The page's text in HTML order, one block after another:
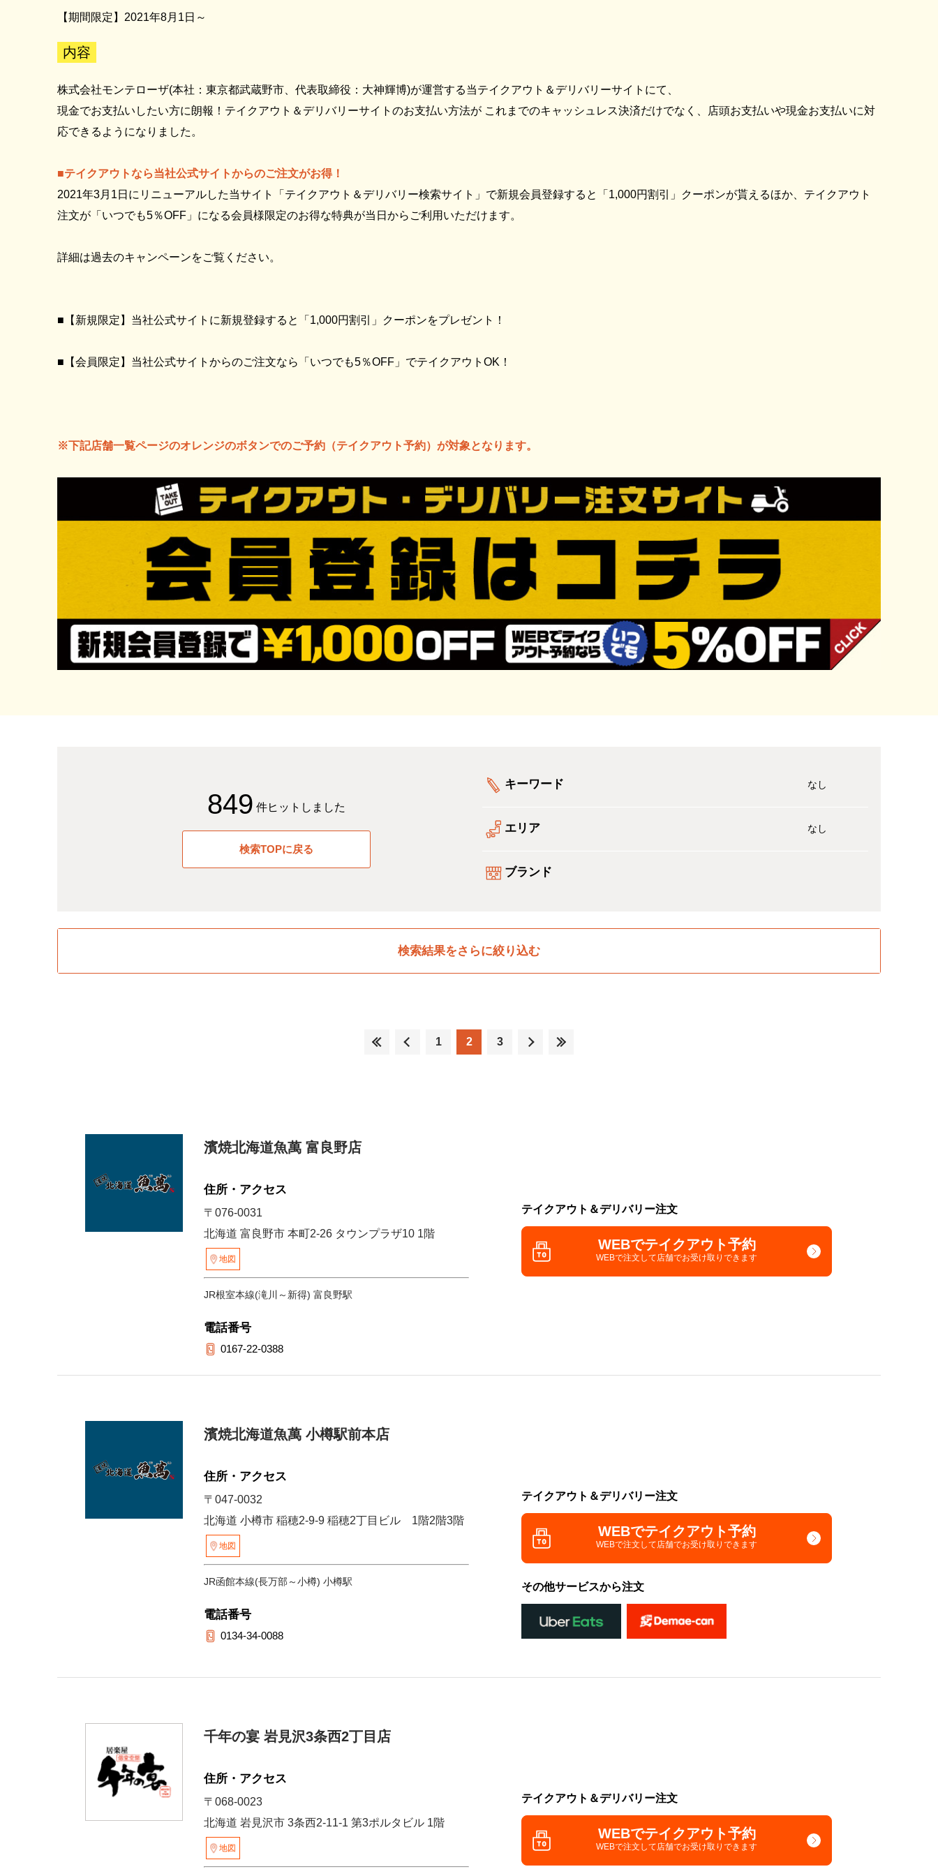
【期間限定】2021年8月1日～
内容
株式会社モンテローザ(本社：東京都武蔵野市、代表取締役：大神輝博)が運営する当テイクアウト＆デリバリーサイトにて、
現金でお支払いしたい方に朗報！テイクアウト＆デリバリーサイトのお支払い方法が これまでのキャッシュレス決済だけでなく、店頭お支払いや現金お支払いに対
応できるようになりました。
■テイクアウトなら当社公式サイトからのご注文がお得！
2021年3月1日にリニューアルした当サイト「テイクアウト＆デリバリー検索サイト」で新規会員登録すると「1,000円割引」クーポンが貰えるほか、テイクアウト
注文が「いつでも5％OFF」になる会員様限定のお得な特典が当日からご利用いただけます。
詳細は過去のキャンペーンをご覧ください。
■【新規限定】当社公式サイトに新規登録すると「1,000円割引」クーポンをプレゼント！
■【会員限定】当社公式サイトからのご注文なら「いつでも5％OFF」でテイクアウトOK！
※下記店舗一覧ページのオレンジのボタンでのご予約（テイクアウト予約）が対象となります。
849 件ヒットしました
検索TOPに戻る
キーワード なし
エリア なし
ブランド
検索結果をさらに絞り込む
1 2 3
濱焼北海道魚萬 富良野店
住所・アクセス
〒076-0031
北海道 富良野市 本町2-26 タウンプラザ10 1階
地図
JR根室本線(滝川～新得) 富良野駅
電話番号
0167-22-0388
テイクアウト＆デリバリー注文
WEBでテイクアウト予約
WEBで注文して 店舗でお受け取りできます
濱焼北海道魚萬 小樽駅前本店
住所・アクセス
〒047-0032
北海道 小樽市 稲穂2-9-9 稲穂2丁目ビル 1階2階3階
地図
JR函館本線(長万部～小樽) 小樽駅
電話番号
0134-34-0088
テイクアウト＆デリバリー注文
WEBでテイクアウト予約
WEBで注文して 店舗でお受け取りできます
その他サービスから注文
千年の宴 岩見沢3条西2丁目店
住所・アクセス
〒068-0023
北海道 岩見沢市 3条西2-11-1 第3ポルタビル 1階
地図
テイクアウト＆デリバリー注文
WEBでテイクアウト予約
WEBで注文して店舗でお受け取りできます